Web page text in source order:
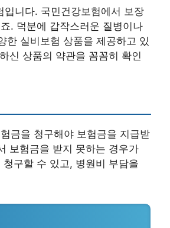
니다. 국민건강보험에서 보장
. 덕분에 갑작스러운 질병이나
한 실비보험 상품을 제공하고 있
신 상품의 약관을 꼼꼼히 확인
금을 청구해야 보험금을 지급받
보험금을 받지 못하는 경우가
구할 수 있고, 병원비 부담을